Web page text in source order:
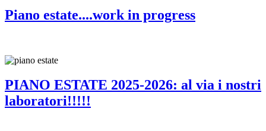
Piano estate....work in progress
PIANO ESTATE 2025-2026: al via i nostri
laboratori!!!!!